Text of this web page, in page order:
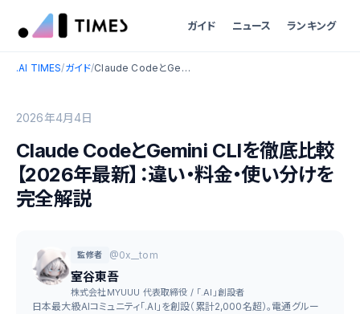
ガイド ニュース ランキング
.AI TIMES/ガイド/ Claude CodeとGemini CLIを徹底比較【2026年最新】：違い・料金・使い分けを完全解説
2026年4月4日
Claude CodeとGemini CLIを徹底比較
【2026年最新】：違い・料金・使い分けを
完全解説
監修者 @0x__tom
室谷東吾
株式会社MYUUU 代表取締役 / 「.AI」創設者
日本最大級AIコミュニティ「.AI」を創設（累計2,000名超）。電通グルー